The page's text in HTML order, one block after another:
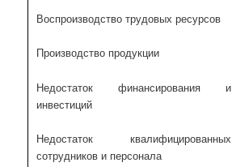
Воспроизводство трудовых ресурсов
Производство продукции
Недостаток финансирования и
инвестиций
Недостаток квалифицированных
сотрудников и персонала